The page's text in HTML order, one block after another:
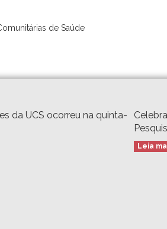
de Saúde
da UCS ocorreu na quinta-
Leia